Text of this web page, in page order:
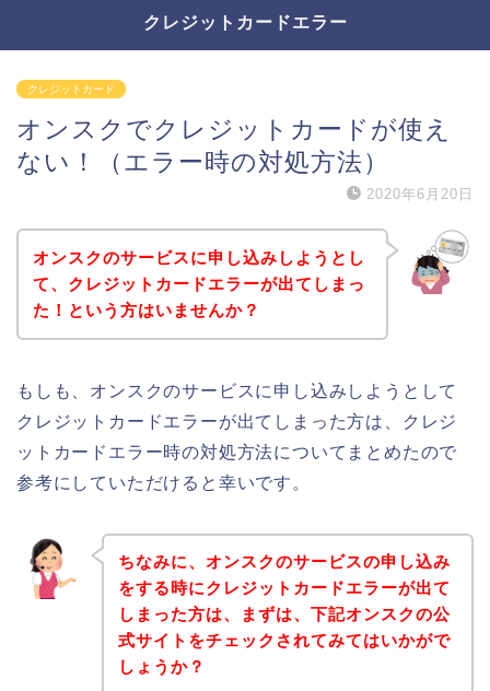
クレジットカードエラー
クレジットカード
オンスクでクレジットカードが使え
ない！（エラー時の対処方法）
2020年6月20日
オンスクのサービスに申し込みしようとし
て、クレジットカードエラーが出てしまっ
た！という方はいませんか？
もしも、オンスクのサービスに申し込みしようとして
クレジットカードエラーが出てしまった方は、クレジ
ットカードエラー時の対処方法についてまとめたので
参考にしていただけると幸いです。
ちなみに、オンスクのサービスの申し込み
をする時にクレジットカードエラーが出て
しまった方は、まずは、下記オンスクの公
式サイトをチェックされてみてはいかがで
しょうか？